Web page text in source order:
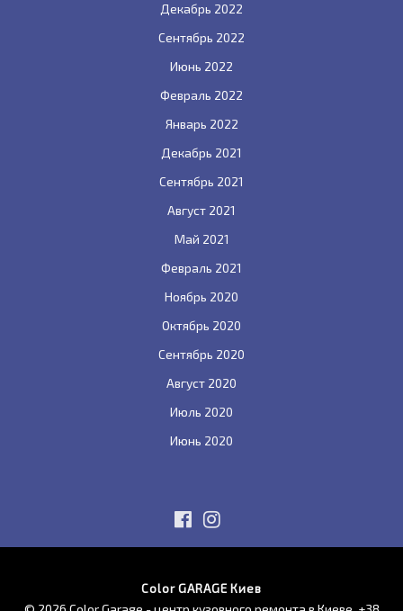
Декабрь 2022
Сентябрь 2022
Июнь 2022
Февраль 2022
Январь 2022
Декабрь 2021
Сентябрь 2021
Август 2021
Май 2021
Февраль 2021
Ноябрь 2020
Октябрь 2020
Сентябрь 2020
Август 2020
Июль 2020
Июнь 2020
Color GARAGE Киев